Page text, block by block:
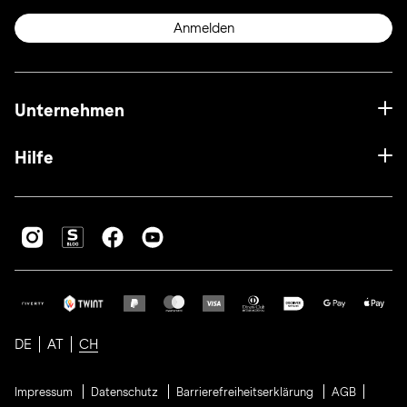
Anmelden
Unternehmen
Hilfe
DE AT CH
Impressum Datenschutz Barrierefreiheitserklärung AGB